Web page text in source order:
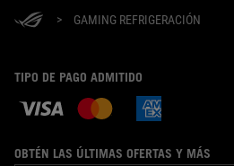
> GAMING REFRIGERACIÓN
TIPO DE PAGO ADMITIDO
OBTÉN LAS ÚLTIMAS OFERTAS Y MÁS